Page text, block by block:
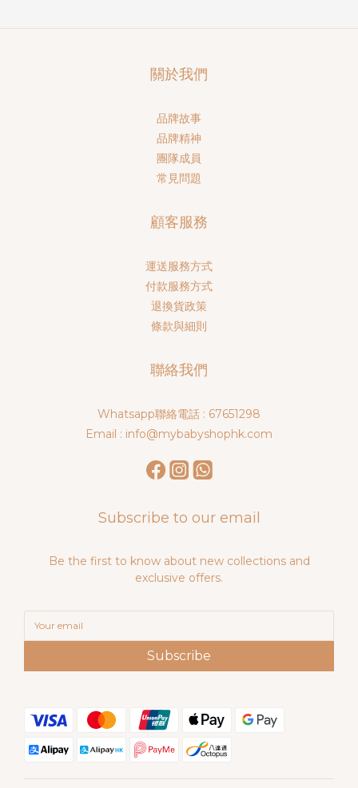
關於我們
品牌故事
品牌精神
團隊成員
常見問題
顧客服務
運送服務方式
付款服務方式
退換貨政策
條款與細則
聯絡我們
Whatsapp聯絡電話 : 67651298
Email : info@mybabyshophk.com
Subscribe to our email
Be the first to know about new collections and
exclusive offers.
Subscribe